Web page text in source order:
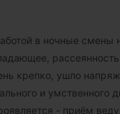
в ночные смены
крепко, ушло
и умственного
- приём